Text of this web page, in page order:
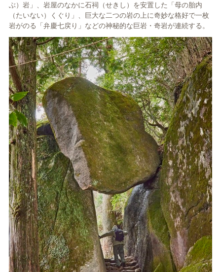
ぶ）岩」、岩屋のなかに石祠（せきし）を安置した「母の胎内
（たいない）くぐり」、巨大な二つの岩の上に奇妙な格好で一枚
岩がのる「弁慶七戻り」などの神秘的な巨岩・奇岩が連続する。